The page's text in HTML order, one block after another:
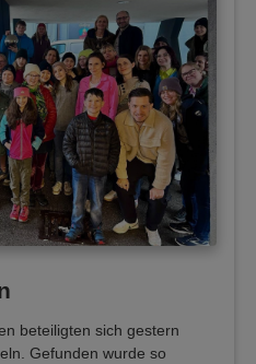
beteiligten sich gestern
Gefunden wurde so